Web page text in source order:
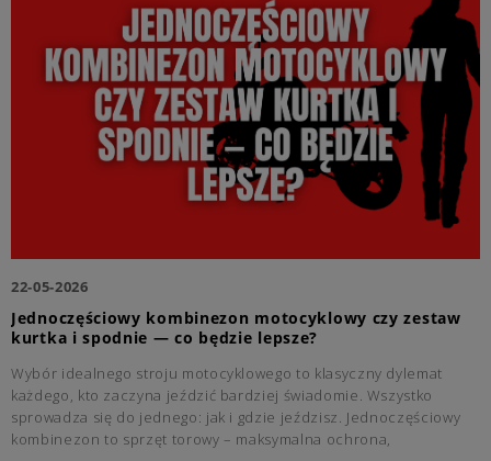
Jednoczęściowy kombinezon motocyklowy czy zestaw
kurtka i spodnie — co będzie lepsze?
22-05-2026
Wybór idealnego stroju motocyklowego to klasyczny dylemat
każdego, kto zaczyna jeździć bardziej świadomie. Wszystko
sprowadza się do jednego: jak i gdzie jeździsz. Jednoczęściowy
kombinezon to sprzęt torowy – maksymalna ochrona,